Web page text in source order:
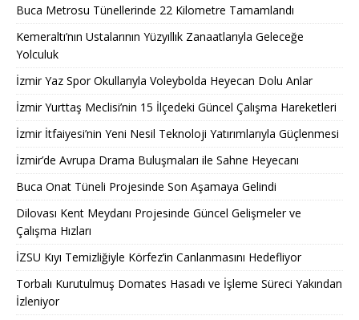
Buca Metrosu Tünellerinde 22 Kilometre Tamamlandı
Kemeraltı’nın Ustalarının Yüzyıllık Zanaatlarıyla Geleceğe
Yolculuk
İzmir Yaz Spor Okullarıyla Voleybolda Heyecan Dolu Anlar
İzmir Yurttaş Meclisi’nin 15 İlçedeki Güncel Çalışma Hareketleri
İzmir İtfaiyesi’nin Yeni Nesil Teknoloji Yatırımlarıyla Güçlenmesi
İzmir’de Avrupa Drama Buluşmaları ile Sahne Heyecanı
Buca Onat Tüneli Projesinde Son Aşamaya Gelindi
Dilovası Kent Meydanı Projesinde Güncel Gelişmeler ve
Çalışma Hızları
İZSU Kıyı Temizliğiyle Körfez’in Canlanmasını Hedefliyor
Torbalı Kurutulmuş Domates Hasadı ve İşleme Süreci Yakından
İzleniyor